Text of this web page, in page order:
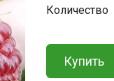
Количество
Купить